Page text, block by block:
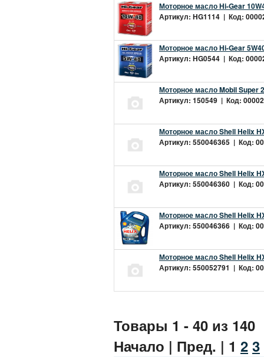
Моторное масло Hi-Gear
Артикул: HG1114 | Код:
Моторное масло Hi-Gear
Артикул: HG0544 | Код:
Моторное масло Mobil Super
Артикул: 150549 | Код:
Моторное масло Shell Helix
Артикул: 550046365 | Код:
Моторное масло Shell Helix
Артикул: 550046360 | Код:
Моторное масло Shell Helix
Артикул: 550046366 | Код:
Моторное масло Shell Helix
Артикул: 550052791 | Код:
Товары 1 - 40 из 140
Начало | Пред. | 1 2 3